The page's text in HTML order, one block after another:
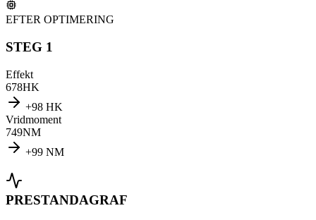
EFTER OPTIMERING
STEG 1
Effekt
678HK
+98 HK
Vridmoment
749NM
+99 NM
PRESTANDAGRAF